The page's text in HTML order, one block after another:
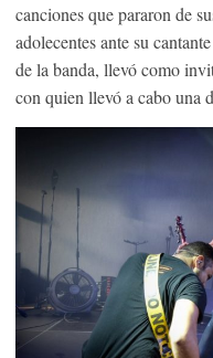
canciones que pararon de
adolecentes ante su
de la banda, llevó como
con quien llevó a cabo una